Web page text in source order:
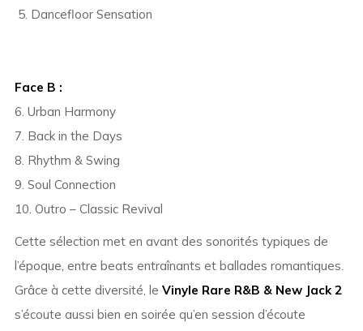
Dancefloor Sensation
Face B :
6. Urban Harmony
7. Back in the Days
8. Rhythm & Swing
9. Soul Connection
10. Outro – Classic Revival
Cette sélection met en avant des sonorités typiques de
l’époque, entre beats entraînants et ballades romantiques.
Grâce à cette diversité, le Vinyle Rare R&B & New Jack 2
s’écoute aussi bien en soirée qu’en session d’écoute